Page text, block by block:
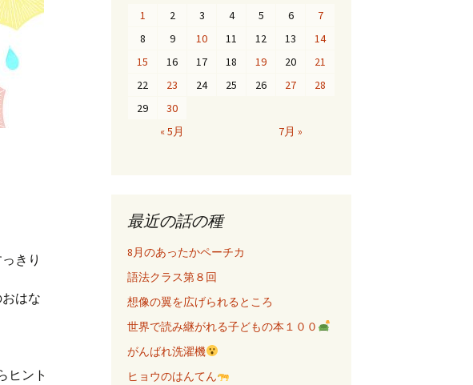
きり
はな
ヒント
« 5月 7月 »
1 2 3 4 5 6
7
8
9 10 11 12 13
14
15
16 17 18 19 20
21
22
23 24 25 26 27
28
29
30
最近の話の種
8月のあったかペーチカ
語法クラス第８回
想像の翼を広げられるところ
世界で読み継がれる子どもの本１００
がんばれ洗濯機
ヒョウのはんてん